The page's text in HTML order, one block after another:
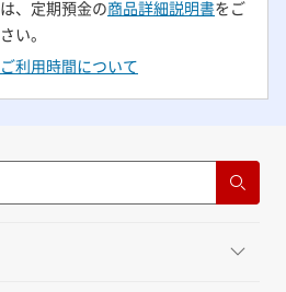
、定期預金の商品詳細説明書をご
い。
利用時間について